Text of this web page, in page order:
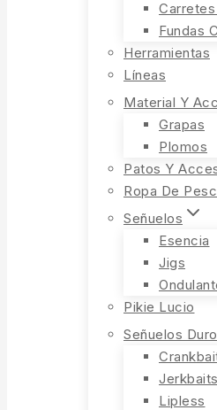
Carretes
Fundas
Herramientas
Líneas
Material Y
Grapas
Plomos
Patos Y
Ropa De
Señuelos
Esencia
Jigs
Pikie Lucio
Señuelos
Jerkbaits
Lipless